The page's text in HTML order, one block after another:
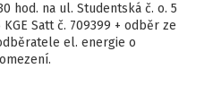
hod. na ul. Studentská č. o. 5
Satt č. 709399 + odběr ze
el. energie o